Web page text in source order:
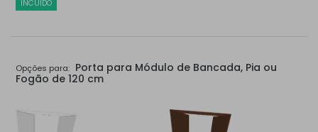
INCUÍDO
Opções para: Porta para Módulo de Bancada, Pia ou
Fogão de 120 cm